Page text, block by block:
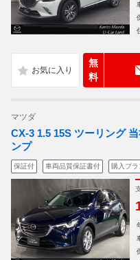
無
料
マツダ
CX-3 1.5 15S ツーリング
ンプ
保証付 車両品質保証書付 購入プラ